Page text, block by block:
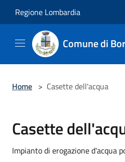
Regione Lombardia
Comune di
Home > Casette dell'acqua
Casette
Impianto di erogazione d'acqua